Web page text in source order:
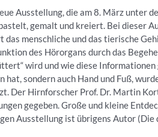
Ausstellung, die am 8. März unter
gemalt und kreiert. Bei dieser
das menschliche und das tierische
des Hörorgans durch das
wird und wie diese
hat, sondern auch Hand und Fuß,
Der Hirnforscher Prof. Dr. Martin
gegeben. Große und kleine
Ausstellung ist übrigens Autor (Die